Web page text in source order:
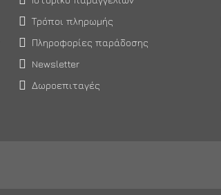
Τρόποι πληρωμής
Πληροφορίες παράδοσης
Newsletter
Δωροεπιταγές